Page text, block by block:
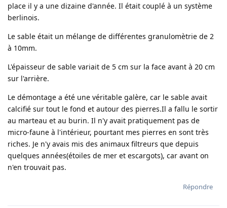
place il y a une dizaine d'année. Il était couplé à un système
berlinois.
Le sable était un mélange de différentes granulomètrie de 2
à 10mm.
L'épaisseur de sable variait de 5 cm sur la face avant à 20 cm
sur l'arrière.
Le démontage a été une véritable galère, car le sable avait
calcifié sur tout le fond et autour des pierres.Il a fallu le sortir
au marteau et au burin. Il n'y avait pratiquement pas de
micro-faune à l'intérieur, pourtant mes pierres en sont très
riches. Je n'y avais mis des animaux filtreurs que depuis
quelques années(étoiles de mer et escargots), car avant on
n'en trouvait pas.
Répondre